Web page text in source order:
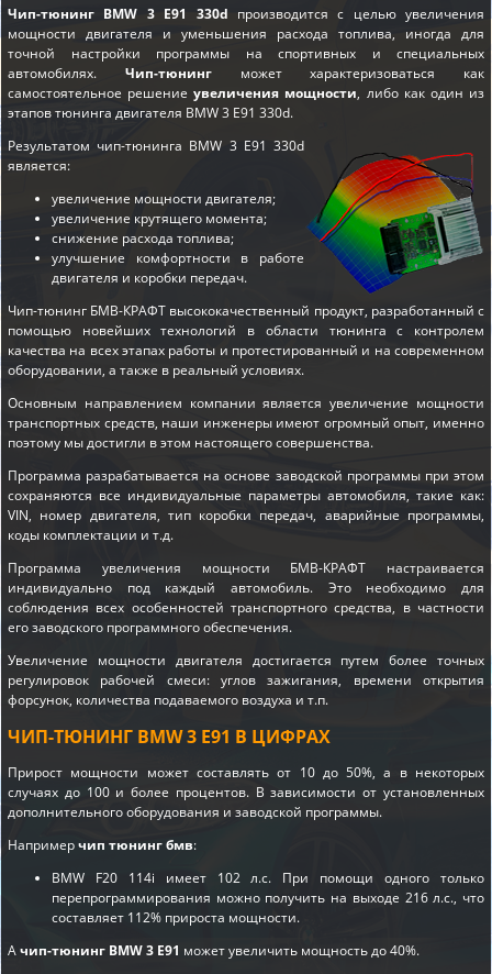
Чип-тюнинг BMW 3 E91 330d производится с целью увеличения
мощности двигателя и уменьшения расхода топлива, иногда для
точной настройки программы на спортивных и специальных
автомобилях. Чип-тюнингможет характеризоваться как
самостоятельное решениеувеличения мощности, либо как один из
этаповтюнинга двигателя BMW 3 E91 330d.
Результатом чип-тюнинга BMW 3 E91 330d
является:
увеличение мощности двигателя;
увеличение крутящего момента;
снижение расхода топлива;
улучшение комфортности в работе
двигателя и коробки передач.
Чип-тюнинг БМВ-КРАФТ высококачественный продукт, разработанный с
помощью новейших технологий в области тюнинга с контролем
качества на всех этапах работы и протестированный и на современном
оборудовании, а также в реальный условиях.
Основным направлением компании является увеличение мощности
транспортных средств, наши инженеры имеют огромный опыт, именно
поэтому мы достигли в этом настоящего совершенства.
Программа разрабатывается на основе заводской программы при этом
сохраняются все индивидуальные параметры автомобиля, такие как:
VIN, номер двигателя, тип коробки передач, аварийные программы,
коды комплектации и т.д.
Программа увеличения мощности БМВ-КРАФТ настраивается
индивидуально под каждый автомобиль. Это необходимо для
соблюдения всех особенностей транспортного средства, в частности
его заводского программного обеспечения.
Увеличение мощности двигателя достигается путем более точных
регулировок рабочей смеси: углов зажигания, времени открытия
форсунок, количества подаваемого воздуха и т.п.
ЧИП-ТЮНИНГ BMW 3 E91 В ЦИФРАХ
Прирост мощности может составлять от 10 до 50%, а в некоторых
случаях до 100 и более процентов. В зависимости от установленных
дополнительного оборудования и заводской программы.
Напримерчип тюнинг бмв:
BMW F20 114i имеет 102 л.с. При помощи одного только
перепрограммирования можно получить на выходе 216 л.с., что
составляет 112% прироста мощности.
Ачип-тюнинг BMW 3 E91 может увеличить мощность до 40%.